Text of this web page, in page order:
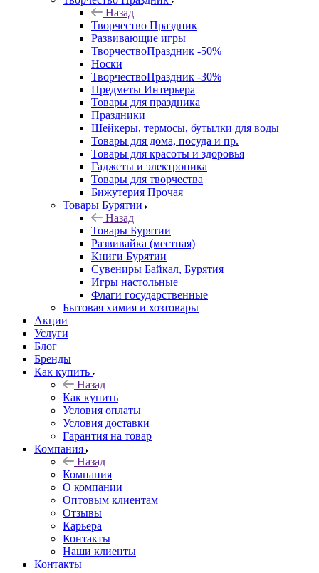
Назад
Творчество Праздник
Развивающие игры
ТворчествоПраздник -50%
Носки
ТворчествоПраздник -30%
Предметы Интерьера
Товары для праздника
Праздники
Шейкеры, термосы, бутылки для воды
Товары для дома, посуда и пр.
Товары для красоты и здоровья
Гаджеты и электроника
Товары для творчества
Бижутерия Прочая
Товары Бурятии
Назад
Товары Бурятии
Развивайка (местная)
Книги Бурятии
Сувениры Байкал, Бурятия
Игры настольные
Флаги государственные
Бытовая химия и хозтовары
Акции
Услуги
Блог
Бренды
Как купить
Назад
Как купить
Условия оплаты
Условия доставки
Гарантия на товар
Компания
Назад
Компания
О компании
Оптовым клиентам
Отзывы
Карьера
Контакты
Наши клиенты
Контакты